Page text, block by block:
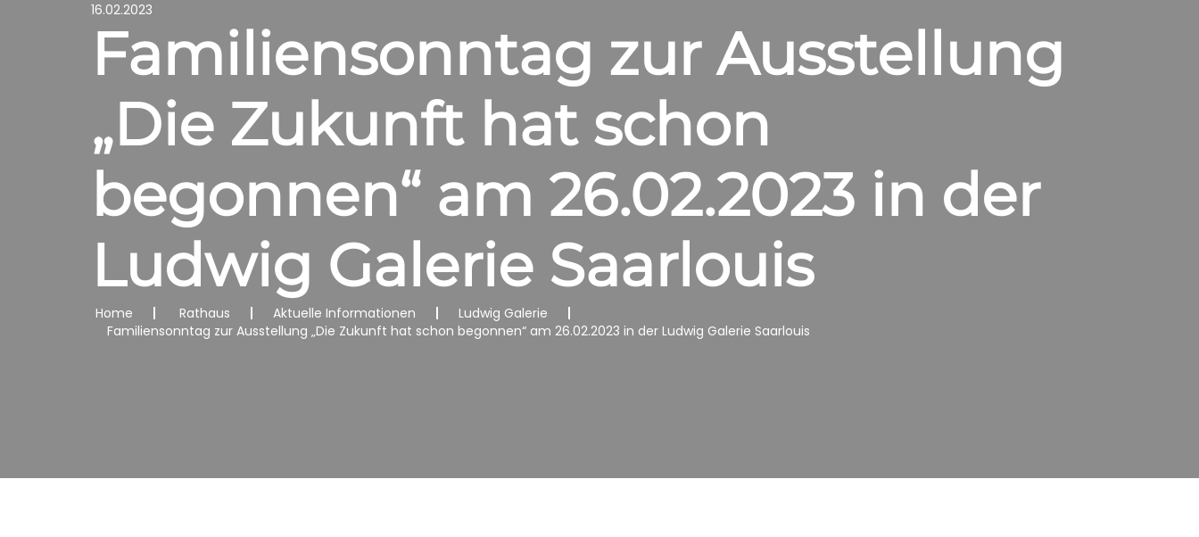
16.02.2023
Familiensonntag zur Ausstellung
„Die Zukunft hat schon
begonnen“ am 26.02.2023 in der
Ludwig Galerie Saarlouis
Home Rathaus Aktuelle Informationen
Ludwig Galerie
Familiensonntag zur Ausstellung „Die Zukunft hat schon begonnen“ am 26.02.2023 in der Ludwig Galerie Saarlouis